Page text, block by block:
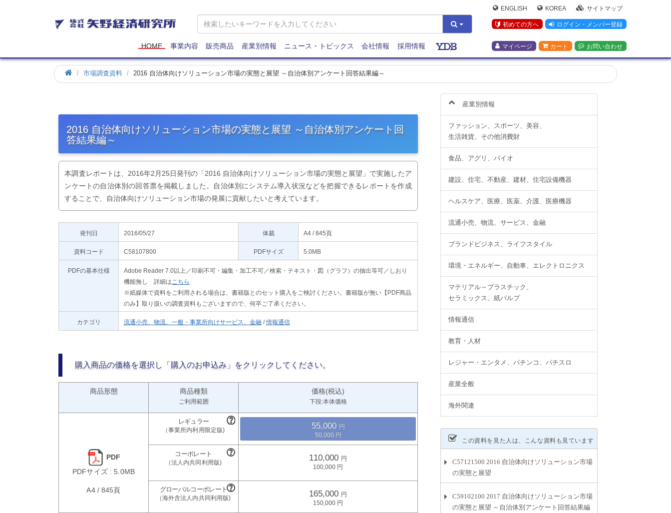
矢
野
研
究
所
ENGLISH KOREA サイトマップ
初めての方へ ログイン・メンバー登録
マイページ カート お問い合わせ
HOME 事業内容 販売商品 産業別情報 ニュース・トピックス 会社情報 採用情報
市場調査資料 2016 自治体向けソリューション市場の実態と展望 ～自治体別アンケート回答結果編～
2016 自治体向けソリューション市場の実態と展望 ～自治体別アンケート回
答結果編～
本調査レポートは、2016年2月25日発刊の「2016 自治体向けソリューション市場の実態と展望」で実施したア
ンケートの自治体別の回答票を掲載しました。自治体別にシステム導入状況などを把握できるレポートを作成
することで、自治体向けソリューション市場の発展に貢献したいと考えています。
発刊日 2016/05/27 体裁 A4 / 845頁
資料コード C58107800 PDFサイズ 5.0MB
PDFの基本仕様
Adobe Reader 7.0以上／印刷不可・編集・加工不可／検索・テキスト・図（グラフ）の抽出等可／しおり
機能無し 詳細は こちら
※紙媒体で資料をご利用される場合は、書籍版とのセット購入をご検討ください。書籍版が無い【PDF商品
のみ】取り扱いの調査資料もございますので、何卒ご了承ください。
カテゴリ 流通小売、物流、一般・事業所向けサービス、金融/情報通信
購入商品の価格を選択し「購入のお申込み」をクリックしてください。
商品形態 商品種類
ご利用範囲
価格(税込)
下段:本体価格
55,000
50,000
PDF
PDFサイズ : 5.0MB
110,000
100,000
A4 / 845頁 165,000
150,000
産業別情報
ファッション、スポーツ、美容、
生活雑貨、その他消費財
食品、アグリ、バイオ
建設、住宅、不動産、建材、住宅設備機器
ヘルスケア、医療、医薬、介護、医療機器
流通小売、物流、サービス、金融
ブランドビジネス、ライフスタイル
環境・エネルギー、自動車、エレクトロニクス
マテリアル～プラスチック、
セラミックス、紙パルプ
情報通信
教育・人材
レジャー・エンタメ、パチンコ、パチスロ
産業全般
海外関連
この資料を見た人は、こんな資料も見ています
C57121500 2016 自治体向けソリューション市場
の実態と展望
C59102100 2017 自治体向けソリューション市場
の実態と展望 ～自治体別アンケート回答結果編